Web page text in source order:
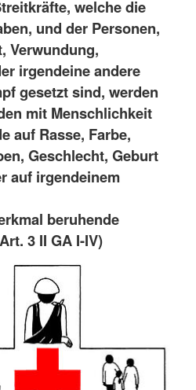
welche die
und der Personen,
Verwundung,
irgendeine andere
gesetzt sind, werden
mit Menschlichkeit
auf Rasse, Farbe,
Geschlecht, Geburt
auf irgendeinem
beruhende
3 II GA I-IV)